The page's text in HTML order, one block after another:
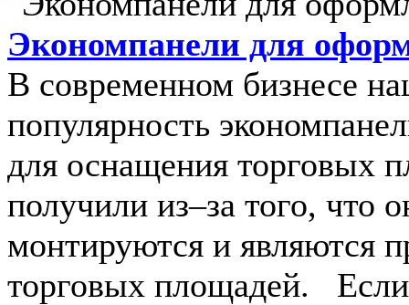
Экономпанели для
В современном бизнесе
популярность
для оснащения торговых
получили из–за того, что
монтируются и являются
торговых площадей.